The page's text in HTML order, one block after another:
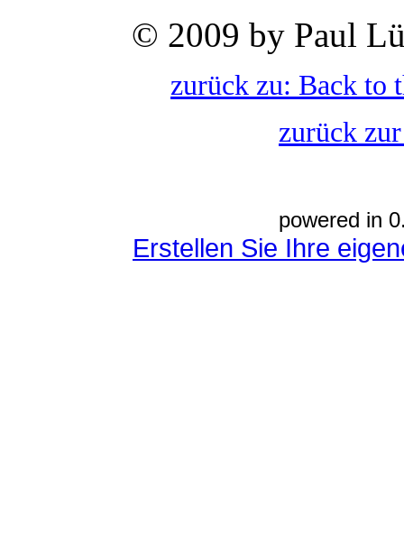
© 2009 by Paul
zurück zu: Back to
zurück
powered in
Erstellen Sie Ihre